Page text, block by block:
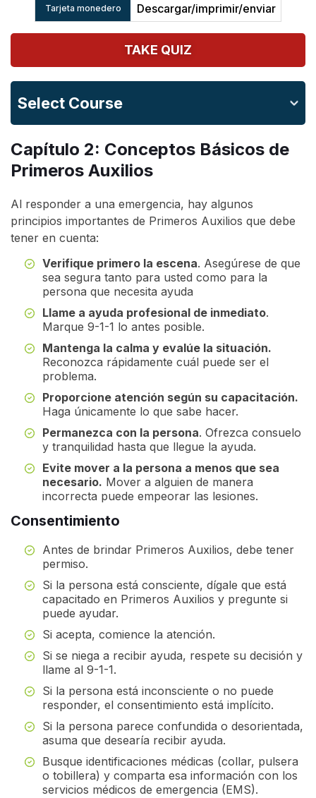
Tarjeta monedero Descargar/imprimir/enviar
TAKE QUIZ
Select Course
Capítulo 2: Conceptos Básicos de
Primeros Auxilios
Al responder a una emergencia, hay algunos
principios importantes de Primeros Auxilios que debe
tener en cuenta:
Verifique primero la escena. Asegúrese de que
sea segura tanto para usted como para la
persona que necesita ayuda
Llame a ayuda profesional de inmediato.
Marque 9-1-1 lo antes posible.
Mantenga la calma y evalúe la situación.
Reconozca rápidamente cuál puede ser el
problema.
Proporcione atención según su capacitación.
Haga únicamente lo que sabe hacer.
Permanezca con la persona. Ofrezca consuelo
y tranquilidad hasta que llegue la ayuda.
Evite mover a la persona a menos que sea
necesario. Mover a alguien de manera
incorrecta puede empeorar las lesiones.
Consentimiento
Antes de brindar Primeros Auxilios, debe tener
permiso.
Si la persona está consciente, dígale que está
capacitado en Primeros Auxilios y pregunte si
puede ayudar.
Si acepta, comience la atención.
Si se niega a recibir ayuda, respete su decisión y
llame al 9-1-1.
Si la persona está inconsciente o no puede
responder, el consentimiento está implícito.
Si la persona parece confundida o desorientada,
asuma que desearía recibir ayuda.
Busque identificaciones médicas (collar, pulsera
o tobillera) y comparta esa información con los
servicios médicos de emergencia (EMS).